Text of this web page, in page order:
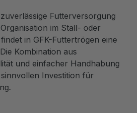
Futterversorgung
im Stall- oder
in GFK-Futtertrögen eine
Kombination aus
und einfacher Handhabung
Investition für